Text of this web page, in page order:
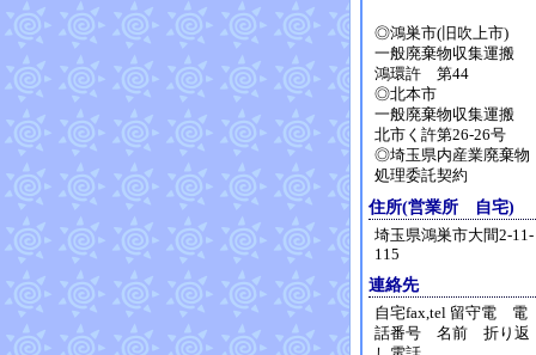
◎鴻巣市(旧吹上市)
一般廃棄物収集運搬
鴻環許 第44
◎北本市
一般廃棄物収集運搬
北市く許第26-26号
◎埼玉県内産業廃棄物
処理委託契約
住所(営業所 自宅)
埼玉県鴻巣市大間2-11-
115
連絡先
自宅fax,tel 留守電 電
話番号 名前 折り返